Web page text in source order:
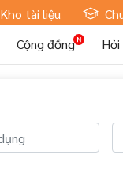
Kho tài liệu
Cộng đồng
Hỏi